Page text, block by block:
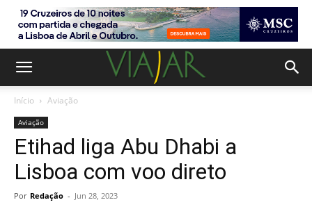
Início Aviação
Aviação
Etihad liga Abu Dhabi a
Lisboa com voo direto
Por Redação - Jun 28, 2023